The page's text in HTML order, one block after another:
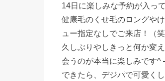
14日に楽しみな予約が入っ
健康毛のくせ毛のロングや
ュー指定なしでご来店！（笑
久しぶりやしきっと何か変え
会うのが本当に楽しみです^
できたら、デジパで可愛く